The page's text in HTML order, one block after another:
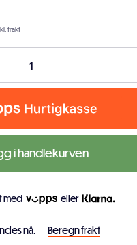
frakt
i handlekurven
med eller
nå.
Beregn frakt